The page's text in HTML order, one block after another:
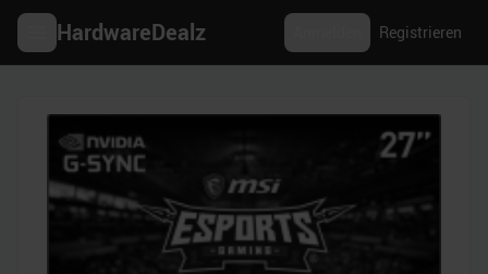
HardwareDealz Registrieren